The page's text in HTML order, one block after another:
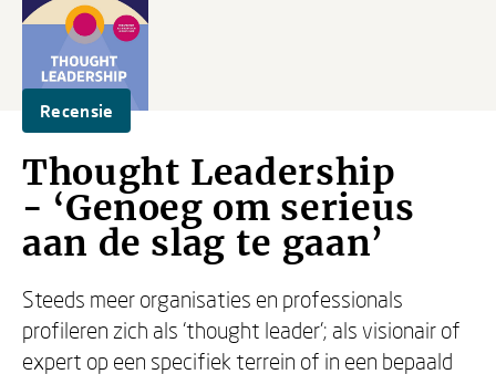
Recensie
Thought Leadership
- ‘Genoeg om serieus
aan de slag te gaan’
Steeds meer organisaties en professionals
profileren zich als ‘thought leader’; als visionair of
expert op een specifiek terrein of in een bepaald